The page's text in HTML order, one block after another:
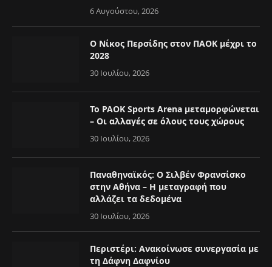
6 Αυγούστου, 2026
Ο Νίκος Περσίδης στον ΠΑΟΚ μέχρι το
2028
30 Ιουλίου, 2026
Το PAOK Sports Arena μεταμορφώνεται
– Οι αλλαγές σε όλους τους χώρους
30 Ιουλίου, 2026
Παναθηναϊκός: Ο Σιλβέν Φρανσίσκο
στην Αθήνα – Η μεταγραφή που
αλλάζει τα δεδομένα
30 Ιουλίου, 2026
Περιστέρι: Ανακοίνωσε συνεργασία με
τη Δάφνη Δαφνίου